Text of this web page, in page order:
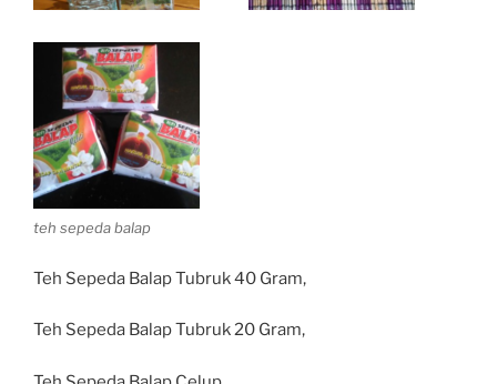
teh sepeda balap
Teh Sepeda Balap Tubruk 40 Gram,
Teh Sepeda Balap Tubruk 20 Gram,